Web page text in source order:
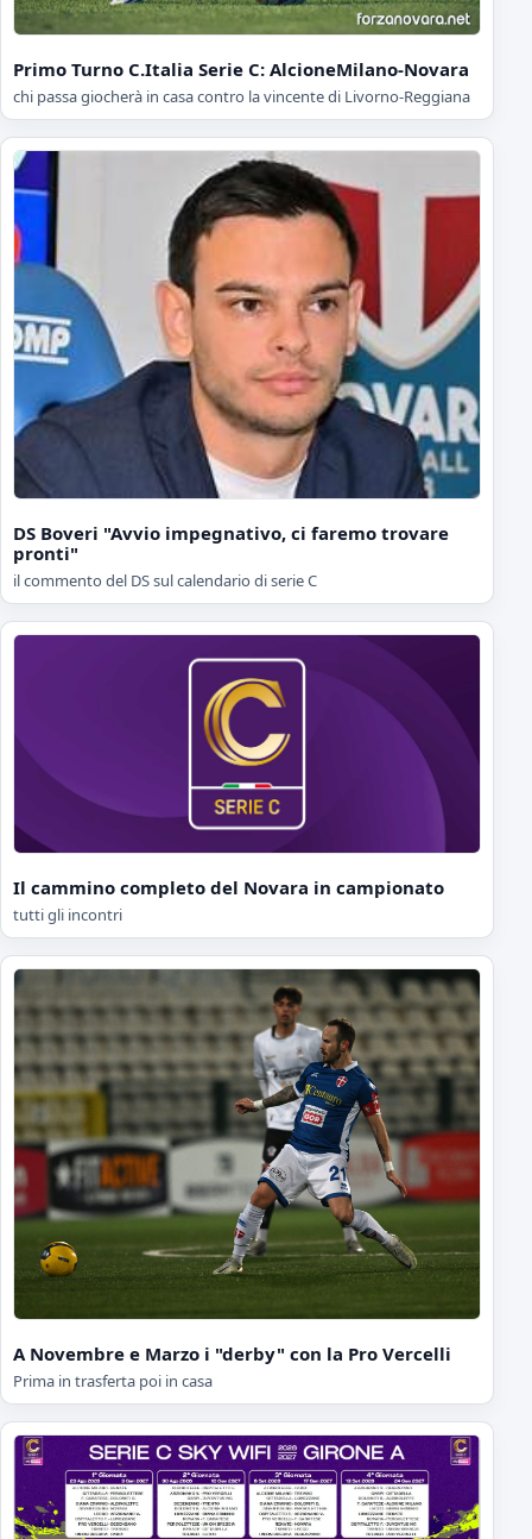
Primo Turno C.Italia Serie C: AlcioneMilano-Novara
chi passa giocherà in casa contro la vincente di Livorno-Reggiana
DS Boveri "Avvio impegnativo, ci faremo trovare
pronti"
il commento del DS sul calendario di serie C
Il cammino completo del Novara in campionato
tutti gli incontri
A Novembre e Marzo i "derby" con la Pro Vercelli
Prima in trasferta poi in casa